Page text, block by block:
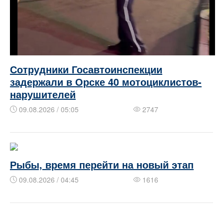
Сотрудники Госавтоинспекции
задержали в Орске 40 мотоциклистов-
нарушителей
09.08.2026 / 05:05 2747
Рыбы, время перейти на новый этап
09.08.2026 / 04:45 1616